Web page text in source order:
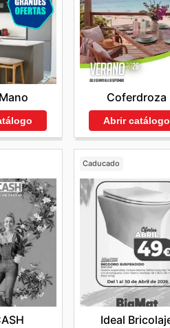
Coferdroza
Abrir catálogo
Caducado
Ideal